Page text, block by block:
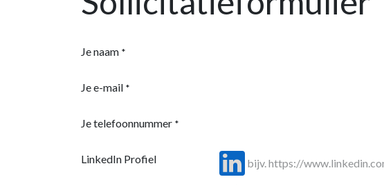
Je naam *
Je e-mail *
Je telefoonnummer *
LinkedIn Profiel